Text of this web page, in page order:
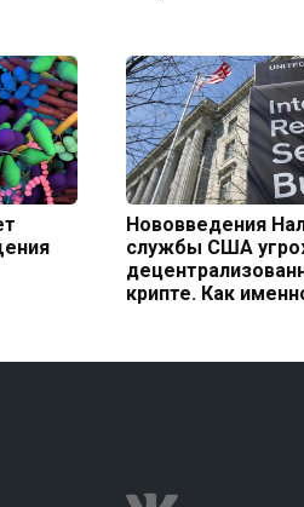
Нововведения
службы США
крипте. Как